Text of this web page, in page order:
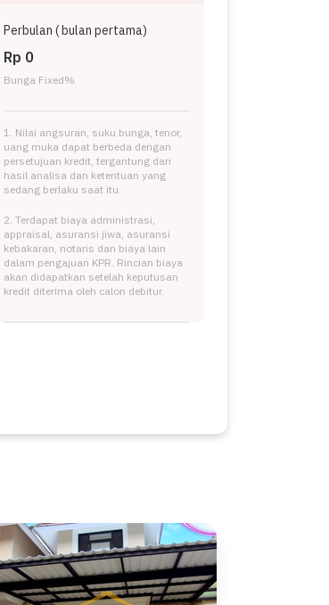
Perbulan (bulan pertama)
Rp 0
Bunga Fixed%
1. Nilai angsuran, suku bunga, tenor,
uang muka dapat berbeda dengan
persetujuan kredit, tergantung dari
hasil analisa dan ketentuan yang
sedang berlaku saat itu.
2. Terdapat biaya administrasi,
appraisal, asuransi jiwa, asuransi
kebakaran, notaris dan biaya lain
dalam pengajuan KPR. Rincian biaya
akan didapatkan setelah keputusan
kredit diterima oleh calon debitur.